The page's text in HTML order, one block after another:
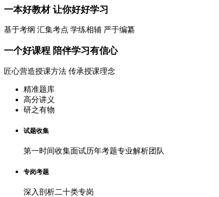
一本好教材让你好好学习
基于考纲 汇集考点 学练相辅 严于编纂
一个好课程 陪伴学习有信心
匠心营造授课方法 传承授课理念
精准题库
高分讲义
研之有物
试题收集
第一时间收集面试历年考题专业解析团队
专岗考题
深入剖析二十类专岗